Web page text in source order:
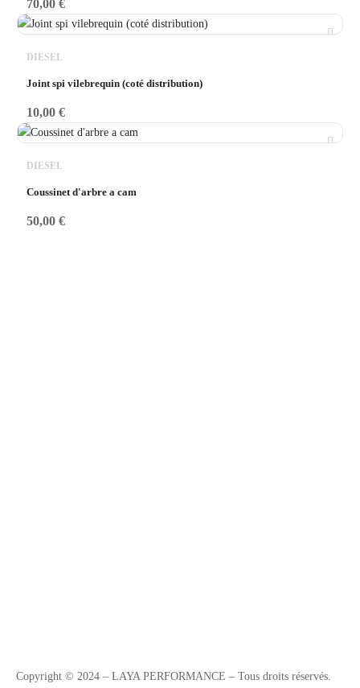
70,00 €
DIESEL
Joint spi vilebrequin (coté distribution)
10,00 €
DIESEL
Coussinet d'arbre a cam
50,00 €
Copyright © 2024 – LAYA PERFORMANCE – Tous droits réservés.